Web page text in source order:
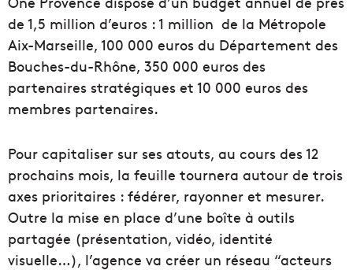
de 1,5 million d’euros : 1 million de la Métropole
Aix-Marseille, 100 000 euros du Département des
Bouches-du-Rhône, 350 000 euros des
partenaires stratégiques et 10 000 euros des
membres partenaires.
Pour capitaliser sur ses atouts, au cours des 12
prochains mois, la feuille tournera autour de trois
axes prioritaires : fédérer, rayonner et mesurer.
Outre la mise en place d’une boîte à outils
partagée (présentation, vidéo, identité
visuelle…), l’agence va créer un réseau “acteurs